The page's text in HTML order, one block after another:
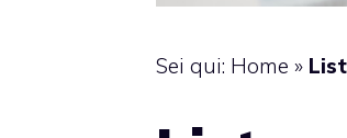
Sei qui: Home »